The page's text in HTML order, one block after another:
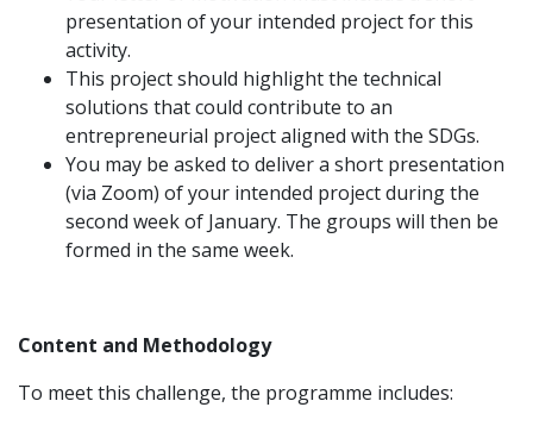
presentation of your intended project for this
activity.
This project should highlight the technical
solutions that could contribute to an
entrepreneurial project aligned with the SDGs.
You may be asked to deliver a short presentation
(via Zoom) of your intended project during the
second week of January. The groups will then be
formed in the same week.
Content and Methodology
To meet this challenge, the programme includes: